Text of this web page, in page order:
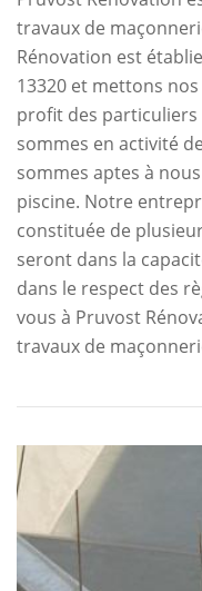
travaux de
Rénovation est
13320 et mettons
profit des particuliers
sommes en activité
sommes aptes à
piscine. Notre
constituée de
seront dans la
dans le respect des
vous à Pruvost
travaux de